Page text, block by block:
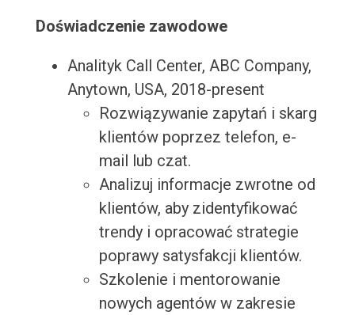
Doświadczenie zawodowe
Analityk Call Center, ABC Company,
Anytown, USA, 2018-present
Rozwiązywanie zapytań i skarg
klientów poprzez telefon, e-
mail lub czat.
Analizuj informacje zwrotne od
klientów, aby zidentyfikować
trendy i opracować strategie
poprawy satysfakcji klientów.
Szkolenie i mentorowanie
nowych agentów w zakresie